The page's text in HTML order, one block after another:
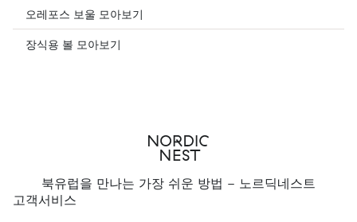
오레포스 보울 모아보기
장식용 볼 모아보기
북유럽을 만나는 가장 쉬운 방법 - 노르딕네스트
고객서비스